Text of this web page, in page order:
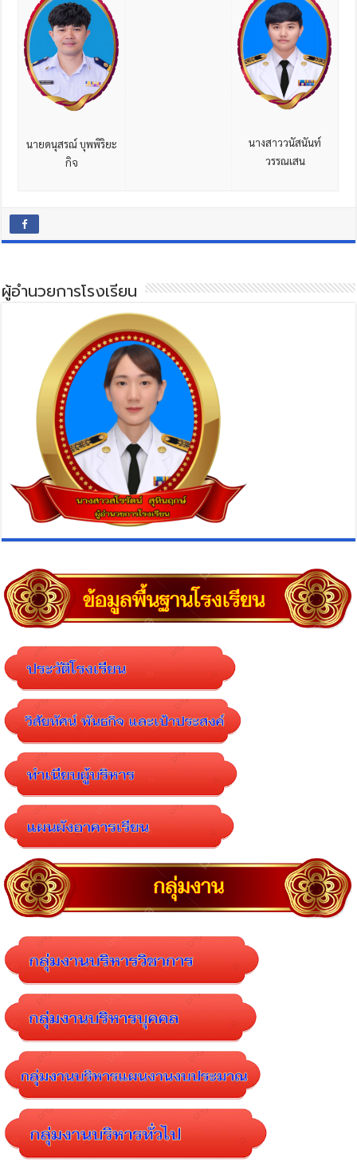
นายดนุสรณ์ บุพพิริยะ
กิจ
นางสาววนัสนันท์
วรรณเสน
ผู้อำนวยการโรงเรียน